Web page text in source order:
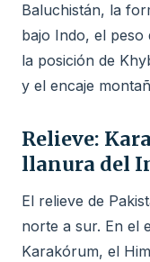
Baluchistán, la
bajo Indo, el
la posición de
y el encaje
Relieve:
llanura del
El relieve de
norte a sur. En el
Karakórum, el